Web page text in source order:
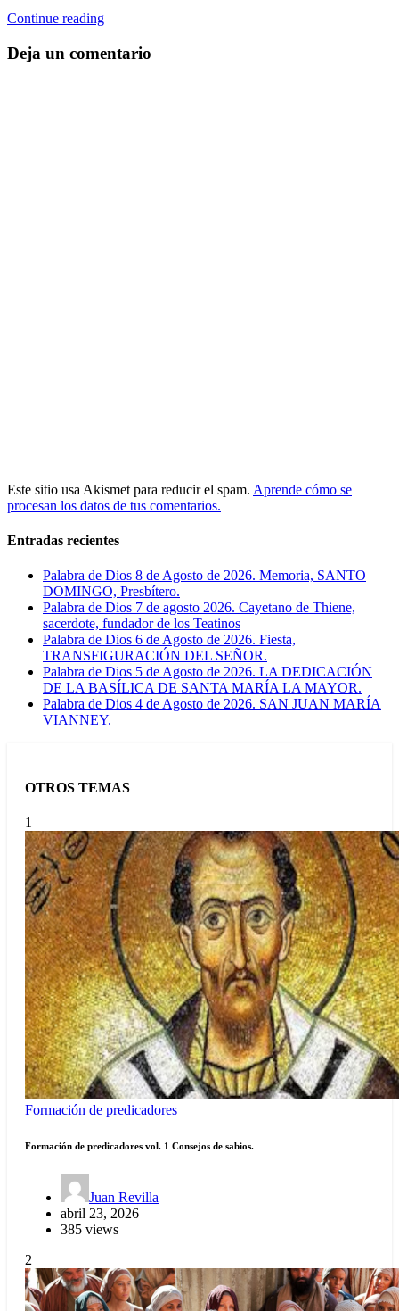
Continue reading
Deja un comentario
Este sitio usa Akismet para reducir el spam. Aprende cómo se
procesan los datos de tus comentarios.
Entradas recientes
Palabra de Dios 8 de Agosto de 2026. Memoria, SANTO
DOMINGO, Presbítero.
Palabra de Dios 7 de agosto 2026. Cayetano de Thiene,
sacerdote, fundador de los Teatinos
Palabra de Dios 6 de Agosto de 2026. Fiesta,
TRANSFIGURACIÓN DEL SEÑOR.
Palabra de Dios 5 de Agosto de 2026. LA DEDICACIÓN
DE LA BASÍLICA DE SANTA MARÍA LA MAYOR.
Palabra de Dios 4 de Agosto de 2026. SAN JUAN MARÍA
VIANNEY.
OTROS TEMAS
1
Formación de predicadores
Formación de predicadores vol. 1 Consejos de sabios.
Juan Revilla
abril 23, 2026
385 views
2